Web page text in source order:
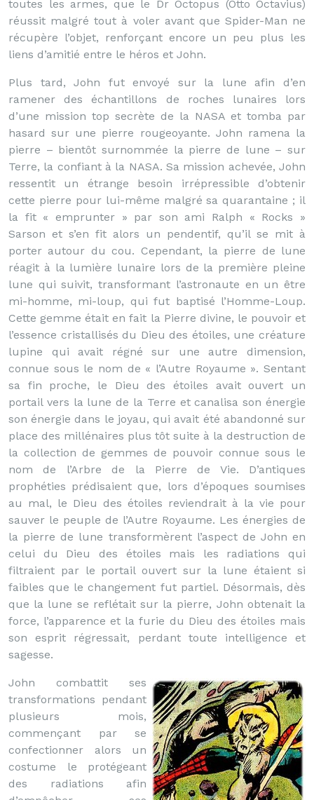
toutes les armes, que le Dr Octopus (Otto Octavius)
réussit malgré tout à voler avant que Spider-Man ne
récupère l’objet, renforçant encore un peu plus les
liens d’amitié entre le héros et John.
Plus tard, John fut envoyé sur la lune afin d’en
ramener des échantillons de roches lunaires lors
d’une mission top secrète de la NASA et tomba par
hasard sur une pierre rougeoyante. John ramena la
pierre – bientôt surnommée la pierre de lune – sur
Terre, la confiant à la NASA. Sa mission achevée, John
ressentit un étrange besoin irrépressible d’obtenir
cette pierre pour lui-même malgré sa quarantaine ; il
la fit « emprunter » par son ami Ralph « Rocks »
Sarson et s’en fit alors un pendentif, qu’il se mit à
porter autour du cou. Cependant, la pierre de lune
réagit à la lumière lunaire lors de la première pleine
lune qui suivit, transformant l’astronaute en un être
mi-homme, mi-loup, qui fut baptisé l’Homme-Loup.
Cette gemme était en fait la Pierre divine, le pouvoir et
l’essence cristallisés du Dieu des étoiles, une créature
lupine qui avait régné sur une autre dimension,
connue sous le nom de « l’Autre Royaume ». Sentant
sa fin proche, le Dieu des étoiles avait ouvert un
portail vers la lune de la Terre et canalisa son énergie
son énergie dans le joyau, qui avait été abandonné sur
place des millénaires plus tôt suite à la destruction de
la collection de gemmes de pouvoir connue sous le
nom de l’Arbre de la Pierre de Vie. D’antiques
prophéties prédisaient que, lors d’époques soumises
au mal, le Dieu des étoiles reviendrait à la vie pour
sauver le peuple de l’Autre Royaume. Les énergies de
la pierre de lune transformèrent l’aspect de John en
celui du Dieu des étoiles mais les radiations qui
filtraient par le portail ouvert sur la lune étaient si
faibles que le changement fut partiel. Désormais, dès
que la lune se reflétait sur la pierre, John obtenait la
force, l’apparence et la furie du Dieu des étoiles mais
son esprit régressait, perdant toute intelligence et
sagesse.
John combattit ses
transformations pendant
plusieurs mois,
commençant par se
confectionner alors un
costume le protégeant
des radiations afin